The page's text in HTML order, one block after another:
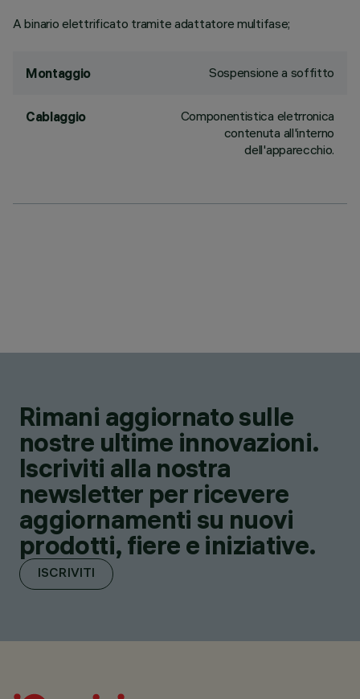
A binario elettrificato tramite adattatore multifase;
Montaggio Sospensione a soffitto
Cablaggio
Componentistica eletrronica
contenuta all'interno
dell'apparecchio.
Rimani aggiornato sulle
nostre ultime innovazioni.
Iscriviti alla nostra
newsletter per ricevere
aggiornamenti su nuovi
prodotti, fiere e iniziative.
ISCRIVITI